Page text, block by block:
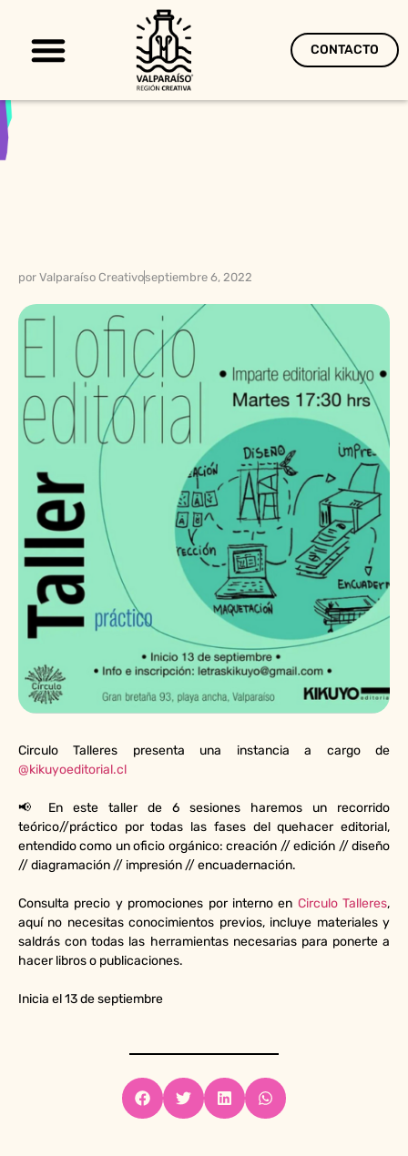
CONTACTO
por Valparaíso Creativoseptiembre 6, 2022
Circulo Talleres presenta una instancia a cargo de
@kikuyoeditorial.cl
📢 En este taller de 6 sesiones haremos un recorrido
teórico//práctico por todas las fases del quehacer editorial,
entendido como un oficio orgánico: creación // edición // diseño
// diagramación // impresión // encuadernación.
Consulta precio y promociones por interno en Circulo Talleres,
aquí no necesitas conocimientos previos, incluye materiales y
saldrás con todas las herramientas necesarias para ponerte a
hacer libros o publicaciones.
Inicia el 13 de septiembre